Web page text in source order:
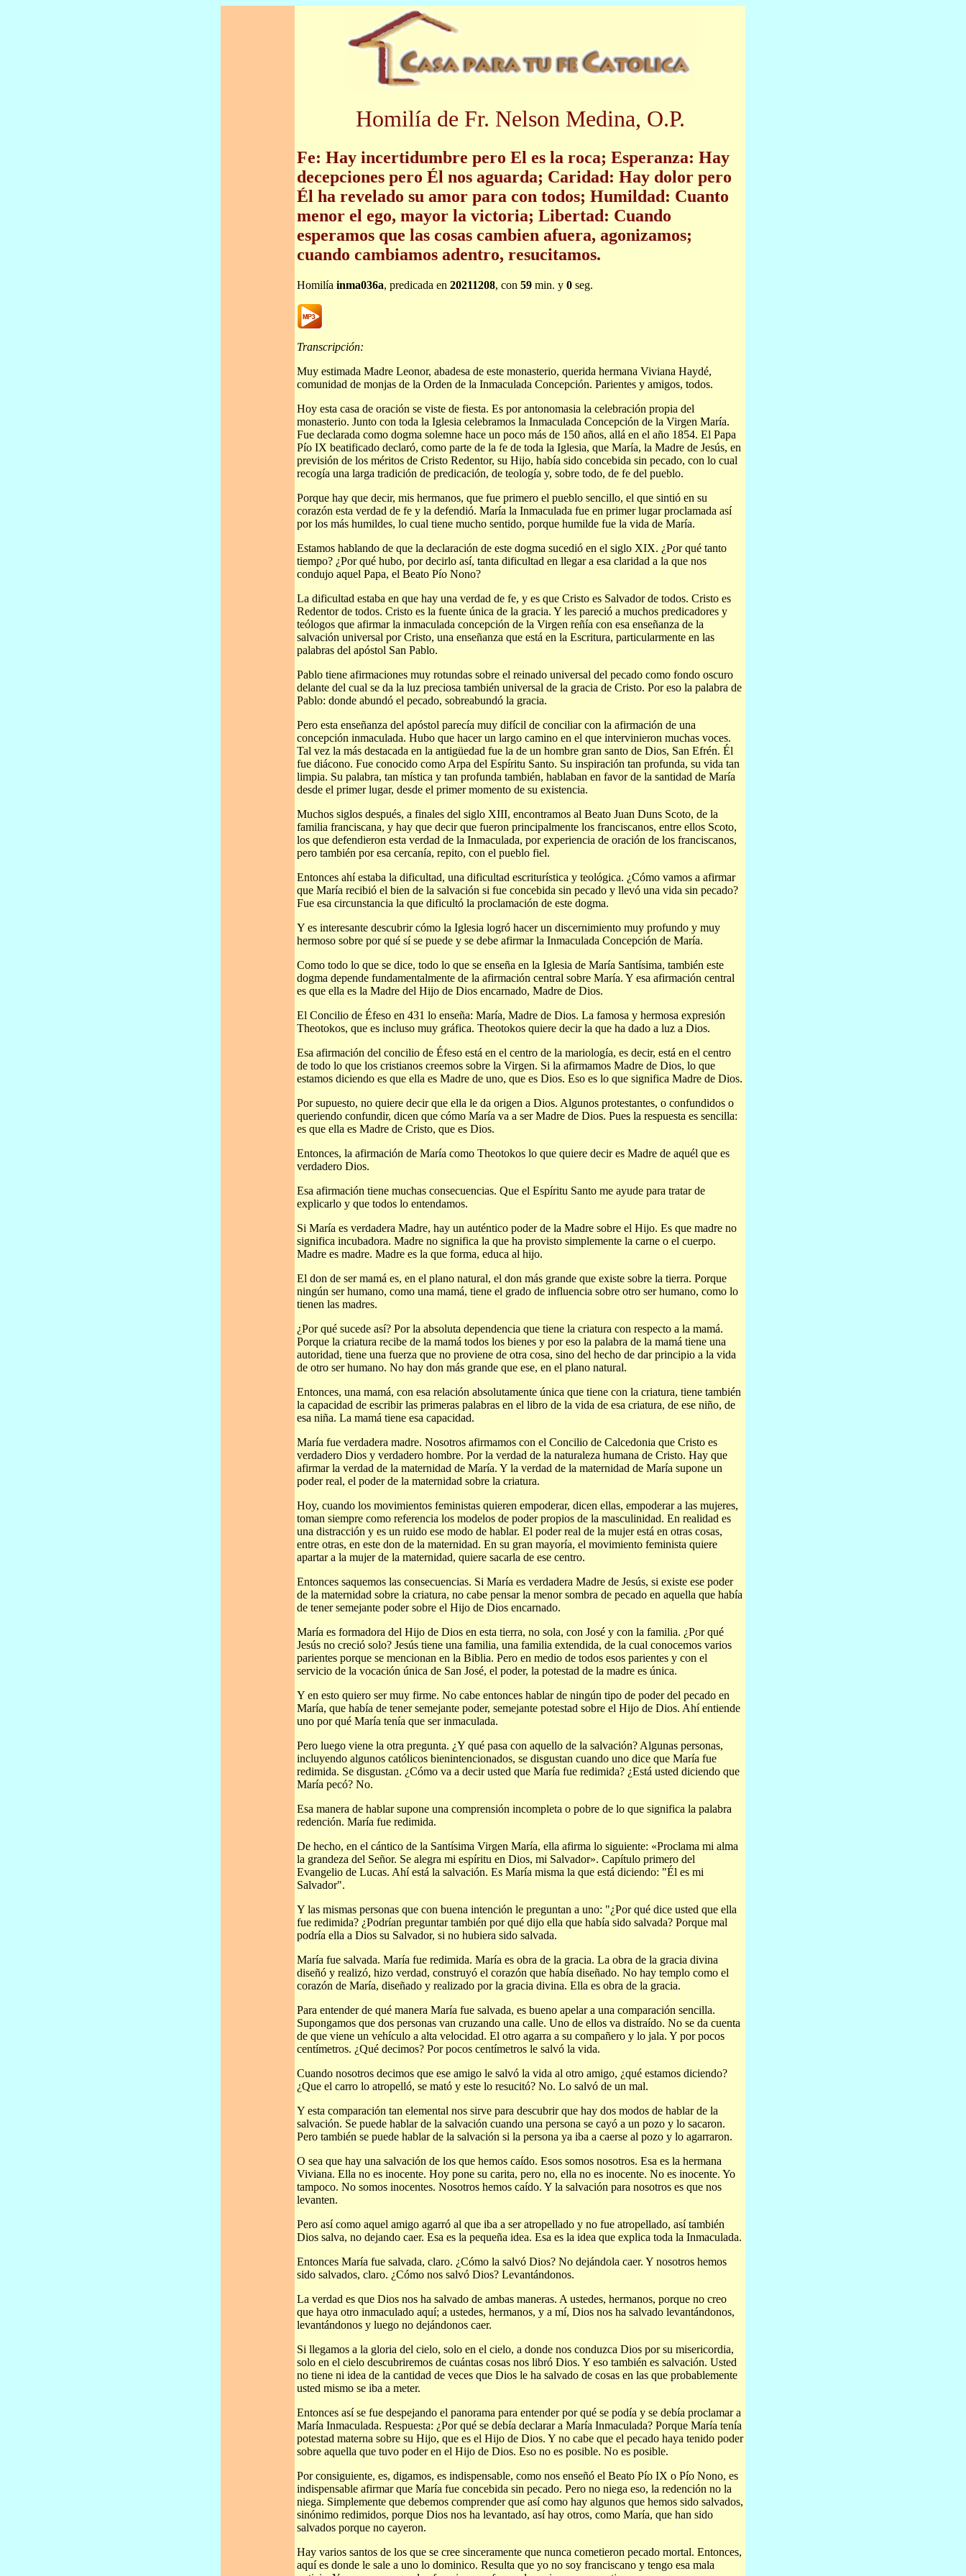
Homilía de Fr. Nelson Medina, O.P.
Fe: Hay incertidumbre pero El es la roca; Esperanza: Hay
decepciones pero Él nos aguarda; Caridad: Hay dolor pero
Él ha revelado su amor para con todos; Humildad: Cuanto
menor el ego, mayor la victoria; Libertad: Cuando
esperamos que las cosas cambien afuera, agonizamos;
cuando cambiamos adentro, resucitamos.
Homilía inma036a, predicada en 20211208, con 59 min. y 0 seg.
Transcripción:
Muy estimada Madre Leonor, abadesa de este monasterio, querida hermana Viviana Haydé,
comunidad de monjas de la Orden de la Inmaculada Concepción. Parientes y amigos, todos.
Hoy esta casa de oración se viste de fiesta. Es por antonomasia la celebración propia del
monasterio. Junto con toda la Iglesia celebramos la Inmaculada Concepción de la Virgen María.
Fue declarada como dogma solemne hace un poco más de 150 años, allá en el año 1854. El Papa
Pío IX beatificado declaró, como parte de la fe de toda la Iglesia, que María, la Madre de Jesús, en
previsión de los méritos de Cristo Redentor, su Hijo, había sido concebida sin pecado, con lo cual
recogía una larga tradición de predicación, de teología y, sobre todo, de fe del pueblo.
Porque hay que decir, mis hermanos, que fue primero el pueblo sencillo, el que sintió en su
corazón esta verdad de fe y la defendió. María la Inmaculada fue en primer lugar proclamada así
por los más humildes, lo cual tiene mucho sentido, porque humilde fue la vida de María.
Estamos hablando de que la declaración de este dogma sucedió en el siglo XIX. ¿Por qué tanto
tiempo? ¿Por qué hubo, por decirlo así, tanta dificultad en llegar a esa claridad a la que nos
condujo aquel Papa, el Beato Pío Nono?
La dificultad estaba en que hay una verdad de fe, y es que Cristo es Salvador de todos. Cristo es
Redentor de todos. Cristo es la fuente única de la gracia. Y les pareció a muchos predicadores y
teólogos que afirmar la inmaculada concepción de la Virgen reñía con esa enseñanza de la
salvación universal por Cristo, una enseñanza que está en la Escritura, particularmente en las
palabras del apóstol San Pablo.
Pablo tiene afirmaciones muy rotundas sobre el reinado universal del pecado como fondo oscuro
delante del cual se da la luz preciosa también universal de la gracia de Cristo. Por eso la palabra de
Pablo: donde abundó el pecado, sobreabundó la gracia.
Pero esta enseñanza del apóstol parecía muy difícil de conciliar con la afirmación de una
concepción inmaculada. Hubo que hacer un largo camino en el que intervinieron muchas voces.
Tal vez la más destacada en la antigüedad fue la de un hombre gran santo de Dios, San Efrén. Él
fue diácono. Fue conocido como Arpa del Espíritu Santo. Su inspiración tan profunda, su vida tan
limpia. Su palabra, tan mística y tan profunda también, hablaban en favor de la santidad de María
desde el primer lugar, desde el primer momento de su existencia.
Muchos siglos después, a finales del siglo XIII, encontramos al Beato Juan Duns Scoto, de la
familia franciscana, y hay que decir que fueron principalmente los franciscanos, entre ellos Scoto,
los que defendieron esta verdad de la Inmaculada, por experiencia de oración de los franciscanos,
pero también por esa cercanía, repito, con el pueblo fiel.
Entonces ahí estaba la dificultad, una dificultad escriturística y teológica. ¿Cómo vamos a afirmar
que María recibió el bien de la salvación si fue concebida sin pecado y llevó una vida sin pecado?
Fue esa circunstancia la que dificultó la proclamación de este dogma.
Y es interesante descubrir cómo la Iglesia logró hacer un discernimiento muy profundo y muy
hermoso sobre por qué sí se puede y se debe afirmar la Inmaculada Concepción de María.
Como todo lo que se dice, todo lo que se enseña en la Iglesia de María Santísima, también este
dogma depende fundamentalmente de la afirmación central sobre María. Y esa afirmación central
es que ella es la Madre del Hijo de Dios encarnado, Madre de Dios.
El Concilio de Éfeso en 431 lo enseña: María, Madre de Dios. La famosa y hermosa expresión
Theotokos, que es incluso muy gráfica. Theotokos quiere decir la que ha dado a luz a Dios.
Esa afirmación del concilio de Éfeso está en el centro de la mariología, es decir, está en el centro
de todo lo que los cristianos creemos sobre la Virgen. Si la afirmamos Madre de Dios, lo que
estamos diciendo es que ella es Madre de uno, que es Dios. Eso es lo que significa Madre de Dios.
Por supuesto, no quiere decir que ella le da origen a Dios. Algunos protestantes, o confundidos o
queriendo confundir, dicen que cómo María va a ser Madre de Dios. Pues la respuesta es sencilla:
es que ella es Madre de Cristo, que es Dios.
Entonces, la afirmación de María como Theotokos lo que quiere decir es Madre de aquél que es
verdadero Dios.
Esa afirmación tiene muchas consecuencias. Que el Espíritu Santo me ayude para tratar de
explicarlo y que todos lo entendamos.
Si María es verdadera Madre, hay un auténtico poder de la Madre sobre el Hijo. Es que madre no
significa incubadora. Madre no significa la que ha provisto simplemente la carne o el cuerpo.
Madre es madre. Madre es la que forma, educa al hijo.
El don de ser mamá es, en el plano natural, el don más grande que existe sobre la tierra. Porque
ningún ser humano, como una mamá, tiene el grado de influencia sobre otro ser humano, como lo
tienen las madres.
¿Por qué sucede así? Por la absoluta dependencia que tiene la criatura con respecto a la mamá.
Porque la criatura recibe de la mamá todos los bienes y por eso la palabra de la mamá tiene una
autoridad, tiene una fuerza que no proviene de otra cosa, sino del hecho de dar principio a la vida
de otro ser humano. No hay don más grande que ese, en el plano natural.
Entonces, una mamá, con esa relación absolutamente única que tiene con la criatura, tiene también
la capacidad de escribir las primeras palabras en el libro de la vida de esa criatura, de ese niño, de
esa niña. La mamá tiene esa capacidad.
María fue verdadera madre. Nosotros afirmamos con el Concilio de Calcedonia que Cristo es
verdadero Dios y verdadero hombre. Por la verdad de la naturaleza humana de Cristo. Hay que
afirmar la verdad de la maternidad de María. Y la verdad de la maternidad de María supone un
poder real, el poder de la maternidad sobre la criatura.
Hoy, cuando los movimientos feministas quieren empoderar, dicen ellas, empoderar a las mujeres,
toman siempre como referencia los modelos de poder propios de la masculinidad. En realidad es
una distracción y es un ruido ese modo de hablar. El poder real de la mujer está en otras cosas,
entre otras, en este don de la maternidad. En su gran mayoría, el movimiento feminista quiere
apartar a la mujer de la maternidad, quiere sacarla de ese centro.
Entonces saquemos las consecuencias. Si María es verdadera Madre de Jesús, si existe ese poder
de la maternidad sobre la criatura, no cabe pensar la menor sombra de pecado en aquella que había
de tener semejante poder sobre el Hijo de Dios encarnado.
María es formadora del Hijo de Dios en esta tierra, no sola, con José y con la familia. ¿Por qué
Jesús no creció solo? Jesús tiene una familia, una familia extendida, de la cual conocemos varios
parientes porque se mencionan en la Biblia. Pero en medio de todos esos parientes y con el
servicio de la vocación única de San José, el poder, la potestad de la madre es única.
Y en esto quiero ser muy firme. No cabe entonces hablar de ningún tipo de poder del pecado en
María, que había de tener semejante poder, semejante potestad sobre el Hijo de Dios. Ahí entiende
uno por qué María tenía que ser inmaculada.
Pero luego viene la otra pregunta. ¿Y qué pasa con aquello de la salvación? Algunas personas,
incluyendo algunos católicos bienintencionados, se disgustan cuando uno dice que María fue
redimida. Se disgustan. ¿Cómo va a decir usted que María fue redimida? ¿Está usted diciendo que
María pecó? No.
Esa manera de hablar supone una comprensión incompleta o pobre de lo que significa la palabra
redención. María fue redimida.
De hecho, en el cántico de la Santísima Virgen María, ella afirma lo siguiente: «Proclama mi alma
la grandeza del Señor. Se alegra mi espíritu en Dios, mi Salvador». Capítulo primero del
Evangelio de Lucas. Ahí está la salvación. Es María misma la que está diciendo: "Él es mi
Salvador".
Y las mismas personas que con buena intención le preguntan a uno: "¿Por qué dice usted que ella
fue redimida? ¿Podrían preguntar también por qué dijo ella que había sido salvada? Porque mal
podría ella a Dios su Salvador, si no hubiera sido salvada.
María fue salvada. María fue redimida. María es obra de la gracia. La obra de la gracia divina
diseñó y realizó, hizo verdad, construyó el corazón que había diseñado. No hay templo como el
corazón de María, diseñado y realizado por la gracia divina. Ella es obra de la gracia.
Para entender de qué manera María fue salvada, es bueno apelar a una comparación sencilla.
Supongamos que dos personas van cruzando una calle. Uno de ellos va distraído. No se da cuenta
de que viene un vehículo a alta velocidad. El otro agarra a su compañero y lo jala. Y por pocos
centímetros. ¿Qué decimos? Por pocos centímetros le salvó la vida.
Cuando nosotros decimos que ese amigo le salvó la vida al otro amigo, ¿qué estamos diciendo?
¿Que el carro lo atropelló, se mató y este lo resucitó? No. Lo salvó de un mal.
Y esta comparación tan elemental nos sirve para descubrir que hay dos modos de hablar de la
salvación. Se puede hablar de la salvación cuando una persona se cayó a un pozo y lo sacaron.
Pero también se puede hablar de la salvación si la persona ya iba a caerse al pozo y lo agarraron.
O sea que hay una salvación de los que hemos caído. Esos somos nosotros. Esa es la hermana
Viviana. Ella no es inocente. Hoy pone su carita, pero no, ella no es inocente. No es inocente. Yo
tampoco. No somos inocentes. Nosotros hemos caído. Y la salvación para nosotros es que nos
levanten.
Pero así como aquel amigo agarró al que iba a ser atropellado y no fue atropellado, así también
Dios salva, no dejando caer. Esa es la pequeña idea. Esa es la idea que explica toda la Inmaculada.
Entonces María fue salvada, claro. ¿Cómo la salvó Dios? No dejándola caer. Y nosotros hemos
sido salvados, claro. ¿Cómo nos salvó Dios? Levantándonos.
La verdad es que Dios nos ha salvado de ambas maneras. A ustedes, hermanos, porque no creo
que haya otro inmaculado aquí; a ustedes, hermanos, y a mí, Dios nos ha salvado levantándonos,
levantándonos y luego no dejándonos caer.
Si llegamos a la gloria del cielo, solo en el cielo, a donde nos conduzca Dios por su misericordia,
solo en el cielo descubriremos de cuántas cosas nos libró Dios. Y eso también es salvación. Usted
no tiene ni idea de la cantidad de veces que Dios le ha salvado de cosas en las que probablemente
usted mismo se iba a meter.
Entonces así se fue despejando el panorama para entender por qué se podía y se debía proclamar a
María Inmaculada. Respuesta: ¿Por qué se debía declarar a María Inmaculada? Porque María tenía
potestad materna sobre su Hijo, que es el Hijo de Dios. Y no cabe que el pecado haya tenido poder
sobre aquella que tuvo poder en el Hijo de Dios. Eso no es posible. No es posible.
Por consiguiente, es, digamos, es indispensable, como nos enseñó el Beato Pío IX o Pío Nono, es
indispensable afirmar que María fue concebida sin pecado. Pero no niega eso, la redención no la
niega. Simplemente que debemos comprender que así como hay algunos que hemos sido salvados,
sinónimo redimidos, porque Dios nos ha levantado, así hay otros, como María, que han sido
salvados porque no cayeron.
Hay varios santos de los que se cree sinceramente que nunca cometieron pecado mortal. Entonces,
aquí es donde le sale a uno lo dominico. Resulta que yo no soy franciscano y tengo esa mala